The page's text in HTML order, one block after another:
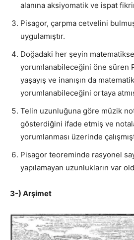
alanına aksiyomatik ve ispat
Pisagor, çarpma cetvelini
uygulamıştır.
Doğadaki her şeyin
yorumlanabileceğini öne süren
yaşayış ve inanışın da
yorumlanabileceğini ortaya
Telin uzunluğuna göre müzik
gösterdiğini ifade etmiş ve
yorumlanması üzerinde
Pisagor teoreminde rasyonel
yapılamayan uzunlukların var
3-) Arşimet